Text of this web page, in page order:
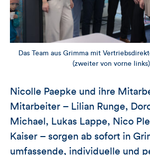
Das Team aus Grimma mit
(zweiter von vorne links)
Nicolle Paepke und ihre
Mitarbeiter – Lilian Runge,
Michael, Lukas Lappe, Nico
Kaiser – sorgen ab sofort in
umfassende, individuelle und